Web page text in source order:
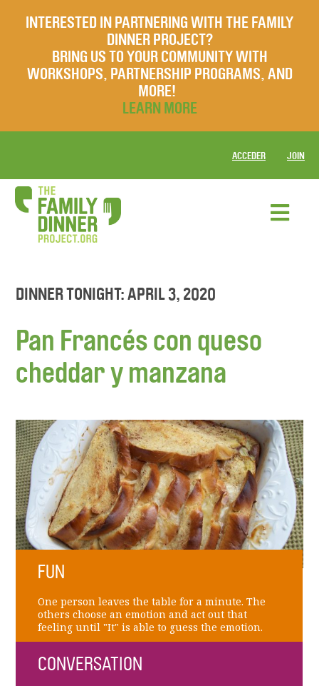
INTERESTED IN PARTNERING WITH THE FAMILY
DINNER PROJECT?
BRING US TO YOUR COMMUNITY WITH
WORKSHOPS, PARTNERSHIP PROGRAMS, AND
MORE!
LEARN MORE
ACCEDER JOIN
DINNER TONIGHT: APRIL 3, 2020
Pan Francés con queso
cheddar y manzana
FUN
One person leaves the table for a minute. The
others choose an emotion and act out that
feeling until "It" is able to guess the emotion.
CONVERSATION